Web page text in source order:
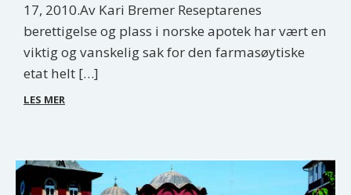
17, 2010.Av Kari Bremer Reseptarenes
berettigelse og plass i norske apotek har vært en
viktig og vanskelig sak for den farmasøytiske
etat helt […]
LES MER